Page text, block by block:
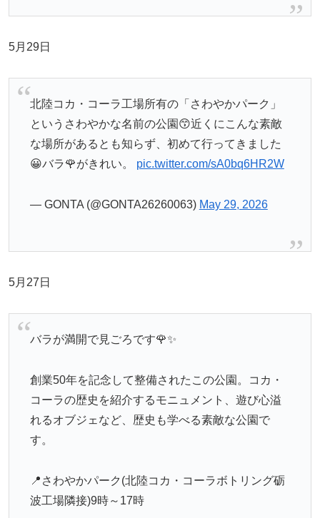
5月29日
北陸コカ・コーラ工場所有の「さわやかパーク」
というさわやかな名前の公園😙近くにこんな素敵
な場所があるとも知らず、初めて行ってきました
😀バラ🌹がきれい。 pic.twitter.com/sA0bq6HR2W
— GONTA (@GONTA26260063) May 29, 2026
5月27日
バラが満開で見ごろです🌹✨
創業50年を記念して整備されたこの公園。コカ・
コーラの歴史を紹介するモニュメント、遊び心溢
れるオブジェなど、歴史も学べる素敵な公園で
す。
📍さわやかパーク(北陸コカ・コーラボトリング砺
波工場隣接)9時～17時